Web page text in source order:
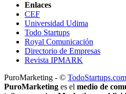
Enlaces
CEF
Universidad Udima
Todo Startups
Royal Comunicación
Directorio de Empresas
Revista IPMARK
PuroMarketing - © TodoStartups.com
PuroMarketing es el medio de